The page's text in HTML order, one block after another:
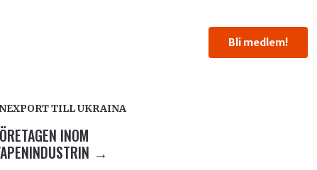
Bli medlem!
TILL UKRAINA
INOM